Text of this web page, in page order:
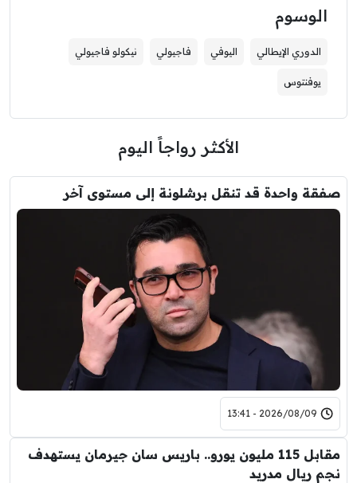
الوسوم
الدوري الإيطالي اليوفي فاجيولي نيكولو فاجيولي
يوفنتوس
الأكثر رواجاً اليوم
صفقة واحدة قد تنقل برشلونة إلى مستوى آخر
2026/08/09 - 13:41
مقابل 115 مليون يورو.. باريس سان جيرمان يستهدف
نجم ريال مدريد